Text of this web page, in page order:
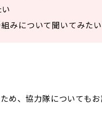
みについて聞いてみたい
め、協力隊についても